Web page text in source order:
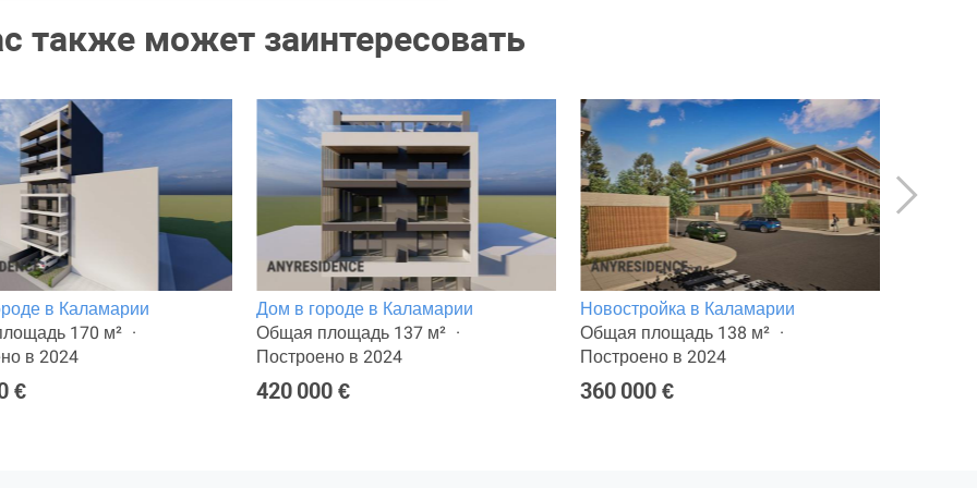
также может заинтересовать
в Каламарии
170 м²
в 2024
€
Дом в городе в Каламарии
Общая площадь 137 м²
Построено в 2024
420 000 €
Новостройка в Каламарии
Общая площадь 138 м²
Построено в 2024
360 000 €